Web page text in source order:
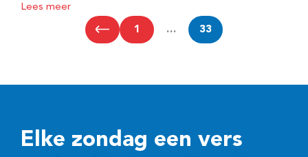
Lees meer
1 … 33
Elke zondag een vers